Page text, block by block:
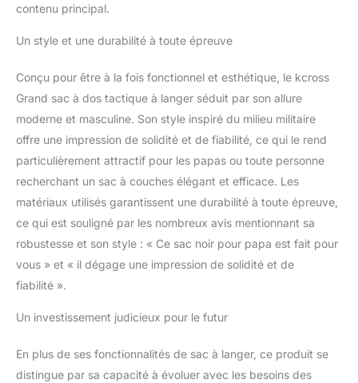
accès rapide aux
parents en déplacement,
ce sac à dos rend les
sorties plus fluides et
sans stress
Confort
et polyvalence ultimes :
découvrez la praticité
voyage KCROSS pour
bébé. Avec un matelas à
langer caché et
imperméable dans le
compartiment arrière,
vous pouvez facilement
où. Une poche en maille
couches de rechange à
portée de main, vous
contenu principal.
Un style et une durabilité à toute épreuve
Conçu pour être à la fois fonctionnel et esthétique, le kcross
Grand sac à dos tactique à langer séduit par son allure
moderne et masculine. Son style inspiré du milieu militaire
offre une impression de solidité et de fiabilité, ce qui le rend
particulièrement attractif pour les papas ou toute personne
recherchant un sac à couches élégant et efficace. Les
matériaux utilisés garantissent une durabilité à toute épreuve,
ce qui est souligné par les nombreux avis mentionnant sa
robustesse et son style : « Ce sac noir pour papa est fait pour
vous » et « il dégage une impression de solidité et de
fiabilité ».
Un investissement judicieux pour le futur
En plus de ses fonctionnalités de sac à langer, ce produit se
distingue par sa capacité à évoluer avec les besoins des